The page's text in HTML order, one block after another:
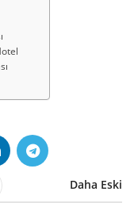
Daha Eski